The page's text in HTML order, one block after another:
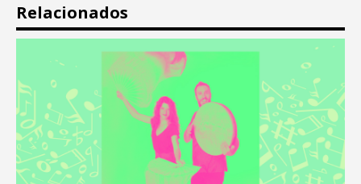
Relacionados